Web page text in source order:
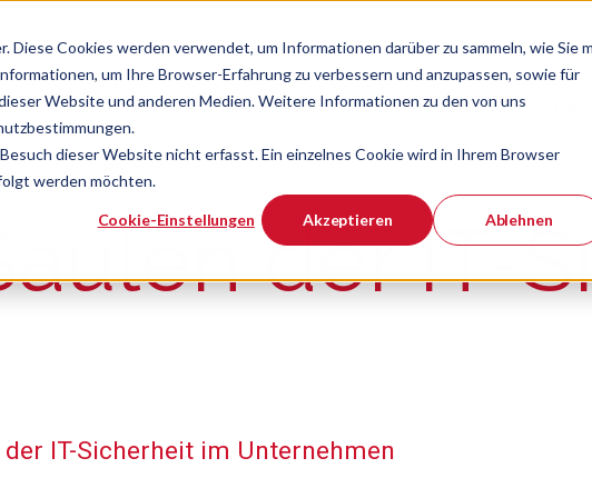
Cookies werden verwendet, um Informationen darüber zu sammeln, wie Sie
um Ihre Browser-Erfahrung zu verbessern und anzupassen, sowie für
Website und anderen Medien. Weitere Informationen zu den von uns
dieser Website nicht erfasst. Ein einzelnes Cookie wird in Ihrem Browser
werden möchten.
Cookie-Einstellungen Akzeptieren Ablehnen
Zeige
Verband
leer ist.
der IT-
IT-Sicherheit im Unternehmen